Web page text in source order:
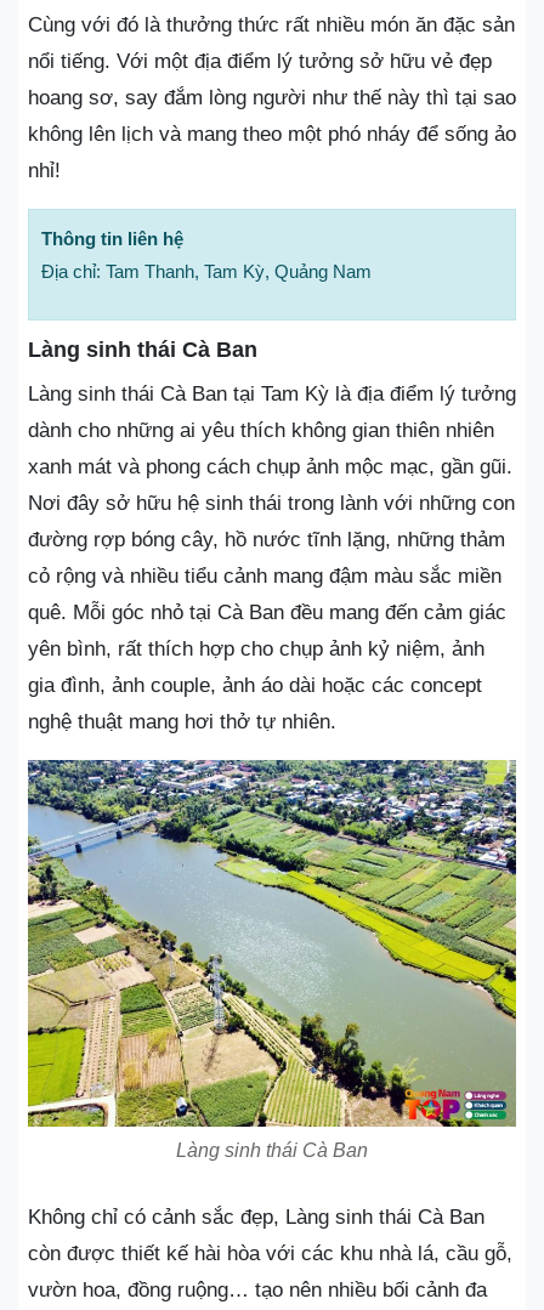
Cùng với đó là thưởng thức rất nhiều món ăn đặc sản
nổi tiếng. Với một địa điểm lý tưởng sở hữu vẻ đẹp
hoang sơ, say đắm lòng người như thế này thì tại sao
không lên lịch và mang theo một phó nháy để sống ảo
nhỉ!
Thông tin liên hệ
Địa chỉ: Tam Thanh, Tam Kỳ, Quảng Nam
Làng sinh thái Cà Ban
Làng sinh thái Cà Ban tại Tam Kỳ là địa điểm lý tưởng
dành cho những ai yêu thích không gian thiên nhiên
xanh mát và phong cách chụp ảnh mộc mạc, gần gũi.
Nơi đây sở hữu hệ sinh thái trong lành với những con
đường rợp bóng cây, hồ nước tĩnh lặng, những thảm
cỏ rộng và nhiều tiểu cảnh mang đậm màu sắc miền
quê. Mỗi góc nhỏ tại Cà Ban đều mang đến cảm giác
yên bình, rất thích hợp cho chụp ảnh kỷ niệm, ảnh
gia đình, ảnh couple, ảnh áo dài hoặc các concept
nghệ thuật mang hơi thở tự nhiên.
Làng sinh thái Cà Ban
Không chỉ có cảnh sắc đẹp, Làng sinh thái Cà Ban
còn được thiết kế hài hòa với các khu nhà lá, cầu gỗ,
vườn hoa, đồng ruộng… tạo nên nhiều bối cảnh đa